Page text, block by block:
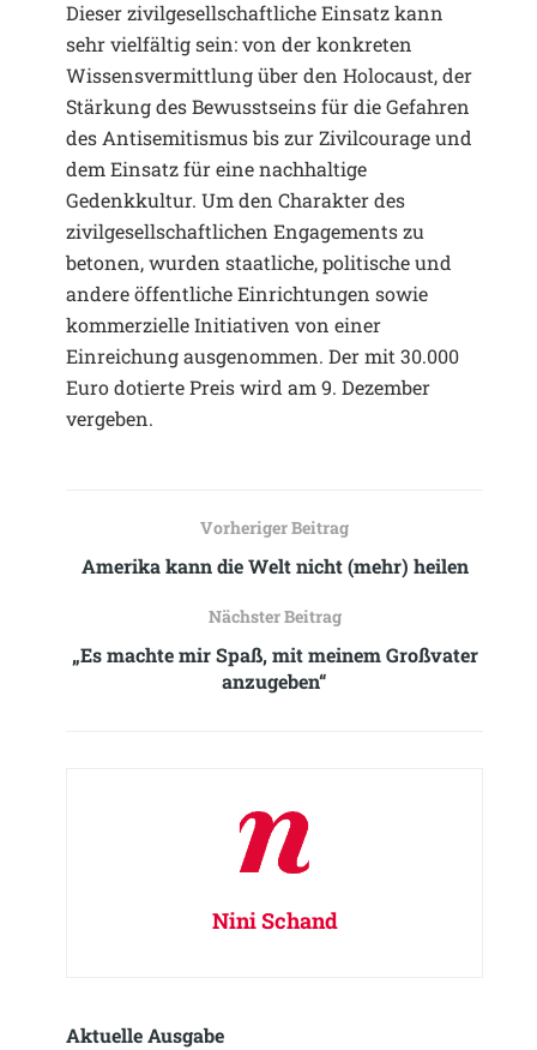
Dieser zivilgesellschaftliche Einsatz kann
sehr vielfältig sein: von der konkreten
Wissensvermittlung über den Holocaust, der
Stärkung des Bewusstseins für die Gefahren
des Antisemitismus bis zur Zivilcourage und
dem Einsatz für eine nachhaltige
Gedenkkultur. Um den Charakter des
zivilgesellschaftlichen Engagements zu
betonen, wurden staatliche, politische und
andere öffentliche Einrichtungen sowie
kommerzielle Initiativen von einer
Einreichung ausgenommen. Der mit 30.000
Euro dotierte Preis wird am 9. Dezember
vergeben.
Vorheriger Beitrag
Amerika kann die Welt nicht (mehr) heilen
Nächster Beitrag
„Es machte mir Spaß, mit meinem Großvater
anzugeben“
Nini Schand
Aktuelle Ausgabe​